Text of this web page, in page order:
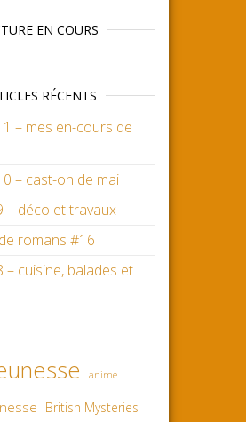
EN COURS
RÉCENTS
– mes en-cours de
– cast-on de mai
– déco et travaux
romans #16
– cuisine, balades et
anime
British Mysteries